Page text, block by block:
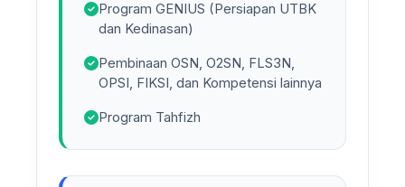
Program GENIUS (Persiapan UTBK
dan Kedinasan)
Pembinaan OSN, O2SN, FLS3N,
OPSI, FIKSI, dan Kompetensi lainnya
Program Tahfizh